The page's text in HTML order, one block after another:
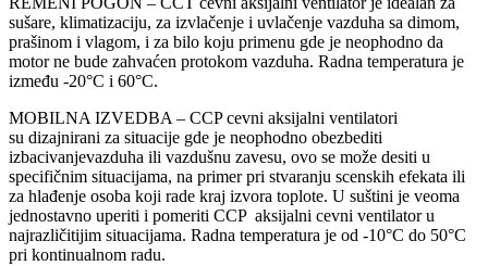
sušare, klimatizaciju, za izvlačenje i uvlačenje vazduha sa dimom,
prašinom i vlagom, i za bilo koju primenu gde je neophodno da
motor ne bude zahvaćen protokom vazduha. Radna temperatura je
između -20°C i 60°C.
MOBILNA IZVEDBA – CCP cevni aksijalni ventilatori
su dizajnirani za situacije gde je neophodno obezbediti
izbacivanjevazduha ili vazdušnu zavesu, ovo se može desiti u
specifičnim situacijama, na primer pri stvaranju scenskih efekata ili
za hlađenje osoba koji rade kraj izvora toplote. U suštini je veoma
jednostavno uperiti i pomeriti CCP aksijalni cevni ventilator u
najrazličitijim situacijama. Radna temperatura je od -10°C do 50°C
pri kontinualnom radu.